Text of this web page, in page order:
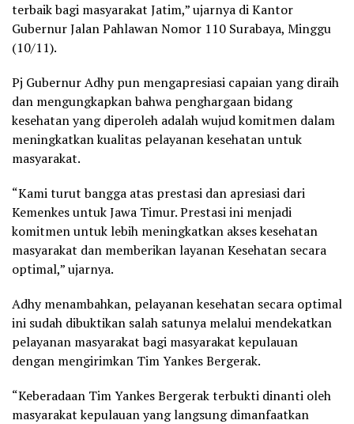
terbaik bagi masyarakat Jatim,” ujarnya di Kantor
Gubernur Jalan Pahlawan Nomor 110 Surabaya, Minggu
(10/11).
Pj Gubernur Adhy pun mengapresiasi capaian yang diraih
dan mengungkapkan bahwa penghargaan bidang
kesehatan yang diperoleh adalah wujud komitmen dalam
meningkatkan kualitas pelayanan kesehatan untuk
masyarakat.
“Kami turut bangga atas prestasi dan apresiasi dari
Kemenkes untuk Jawa Timur. Prestasi ini menjadi
komitmen untuk lebih meningkatkan akses kesehatan
masyarakat dan memberikan layanan Kesehatan secara
optimal,” ujarnya.
Adhy menambahkan, pelayanan kesehatan secara optimal
ini sudah dibuktikan salah satunya melalui mendekatkan
pelayanan masyarakat bagi masyarakat kepulauan
dengan mengirimkan Tim Yankes Bergerak.
“Keberadaan Tim Yankes Bergerak terbukti dinanti oleh
masyarakat kepulauan yang langsung dimanfaatkan